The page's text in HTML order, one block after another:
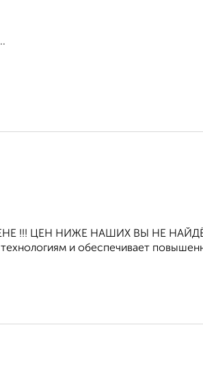
!!! ЦЕН НИЖЕ НАШИХ ВЫ НЕ
и обеспечивает